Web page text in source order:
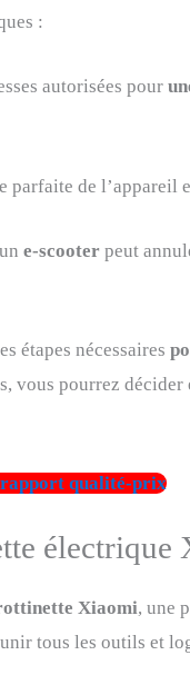
:
autorisées pour
parfaite de
e-scooterpeut
étapes nécessaires
vous pourrez
rapport qualité-prix
électrique
Xiaomi, une
tous les outils et